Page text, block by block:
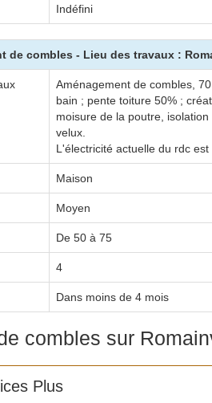
Indéfini
de combles - Lieu des travaux :
Aménagement de combles,
bain ; pente toiture 50% ;
moisure de la poutre,
velux.
L'électricité actuelle du rdc
Maison
Moyen
De 50 à 75
4
Dans moins de 4 mois
combles sur
Plus